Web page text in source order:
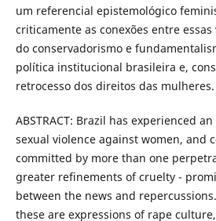
um referencial epistemológico
criticamente as conexões entre essas
do conservadorismo e
política institucional brasileira e,
retrocesso dos direitos das mulheres.
ABSTRACT: Brazil has experienced
sexual violence against women, and
committed by more than one
greater refinements of cruelty -
between the news and
these are expressions of rape